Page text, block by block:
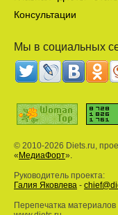
Консультации
Мы в социальных
© 2010-2026 Diets.ru,
« МедиаФорт».
Руководитель проекта:
Галия Яковлева -
Перепечатка